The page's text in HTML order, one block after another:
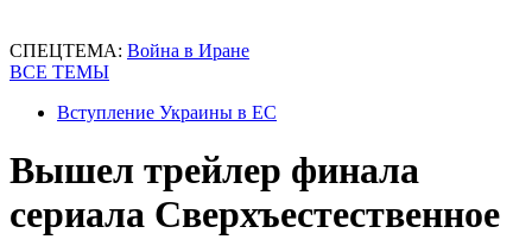
СПЕЦТЕМА: Война в Иране
ВСЕ ТЕМЫ
Вступление Украины в ЕС
Вышел трейлер финала
сериала Сверхъестественное